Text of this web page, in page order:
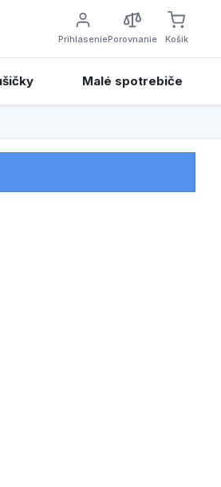
PrihláseniePorovnanie Košík
Malé spotrebiče